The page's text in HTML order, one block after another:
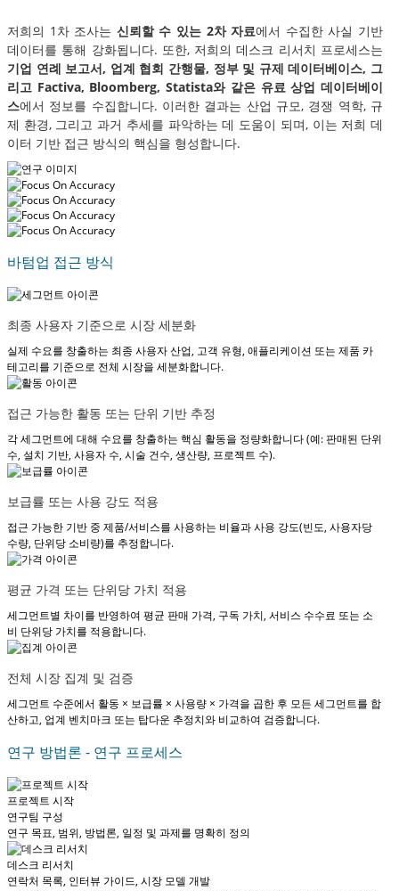
저희의 1차 조사는 신뢰할 수 있는 2차 자료에서 수집한 사실 기반
데이터를 통해 강화됩니다. 또한, 저희의 데스크 리서치 프로세스는
기업 연례 보고서, 업계 협회 간행물, 정부 및 규제 데이터베이스, 그
리고 Factiva, Bloomberg, Statista와 같은 유료 상업 데이터베이
스에서 정보를 수집합니다. 이러한 결과는 산업 규모, 경쟁 역학, 규
제 환경, 그리고 과거 추세를 파악하는 데 도움이 되며, 이는 저희 데
이터 기반 접근 방식의 핵심을 형성합니다.
바텀업 접근 방식
최종 사용자 기준으로 시장 세분화
실제 수요를 창출하는 최종 사용자 산업, 고객 유형, 애플리케이션 또는 제품 카
테고리를 기준으로 전체 시장을 세분화합니다.
접근 가능한 활동 또는 단위 기반 추정
각 세그먼트에 대해 수요를 창출하는 핵심 활동을 정량화합니다 (예: 판매된 단위
수, 설치 기반, 사용자 수, 시술 건수, 생산량, 프로젝트 수).
보급률 또는 사용 강도 적용
접근 가능한 기반 중 제품/서비스를 사용하는 비율과 사용 강도(빈도, 사용자당
수량, 단위당 소비량)를 추정합니다.
평균 가격 또는 단위당 가치 적용
세그먼트별 차이를 반영하여 평균 판매 가격, 구독 가치, 서비스 수수료 또는 소
비 단위당 가치를 적용합니다.
전체 시장 집계 및 검증
세그먼트 수준에서 활동 × 보급률 × 사용량 × 가격을 곱한 후 모든 세그먼트를 합
산하고, 업계 벤치마크 또는 탑다운 추정치와 비교하여 검증합니다.
연구 방법론 - 연구 프로세스
프로젝트 시작
연구팀 구성
연구 목표, 범위, 방법론, 일정 및 과제를 명확히 정의
데스크 리서치
연락처 목록, 인터뷰 가이드, 시장 모델 개발